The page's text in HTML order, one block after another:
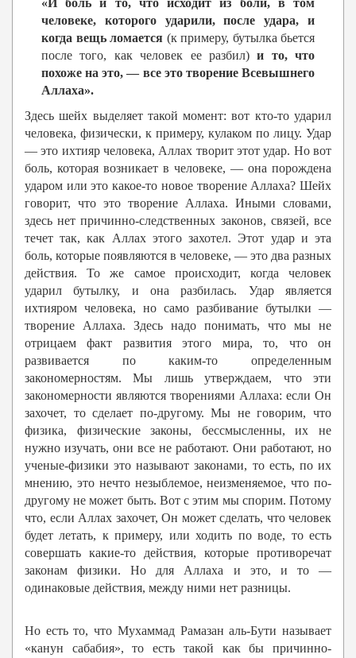
«И боль и то, что исходит из боли, в том
человеке, которого ударили, после удара, и
когда вещь ломается (к примеру, бутылка бьется
после того, как человек ее разбил)и то, что
похоже на это, — все это творение Всевышнего
Аллаха».
Здесь шейх выделяет такой момент: вот кто-то ударил
человека, физически, к примеру, кулаком по лицу. Удар
— это ихтияр человека, Аллах творит этот удар. Но вот
боль, которая возникает в человеке, — она порождена
ударом или это какое-то новое творение Аллаха? Шейх
говорит, что это творение Аллаха. Иными словами,
здесь нет причинно-следственных законов, связей, все
течет так, как Аллах этого захотел. Этот удар и эта
боль, которые появляются в человеке, — это два разных
действия. То же самое происходит, когда человек
ударил бутылку, и она разбилась. Удар является
ихтияром человека, но само разбивание бутылки —
творение Аллаха. Здесь надо понимать, что мы не
отрицаем факт развития этого мира, то, что он
развивается по каким-то определенным
закономерностям. Мы лишь утверждаем, что эти
закономерности являются творениями Аллаха: если Он
захочет, то сделает по-другому. Мы не говорим, что
физика, физические законы, бессмысленны, их не
нужно изучать, они все не работают. Они работают, но
ученые-физики это называют законами, то есть, по их
мнению, это нечто незыблемое, неизменяемое, что по-
другому не может быть. Вот с этим мы спорим. Потому
что, если Аллах захочет, Он может сделать, что человек
будет летать, к примеру, или ходить по воде, то есть
совершать какие-то действия, которые противоречат
законам физики. Но для Аллаха и это, и то —
одинаковые действия, между ними нет разницы.
Но есть то, что Мухаммад Рамазан аль-Бути называет
«канун сабабия», то есть такой как бы причинно-